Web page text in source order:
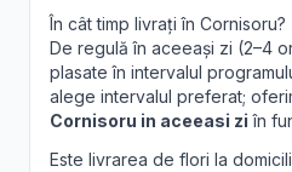
În cât timp livrați în Cornisoru?
De regulă în aceeași zi (2–4
plasate în intervalul
alege intervalul preferat;
Cornisoru in aceeasi zi în
Este livrarea de flori la